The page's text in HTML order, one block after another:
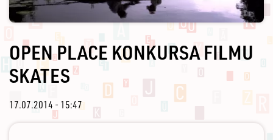
OPEN PLACE KONKURSA FILMU
SKATES
17.07.2014 - 15:47